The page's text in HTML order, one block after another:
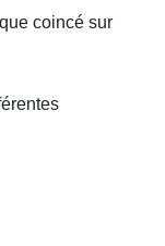
coincé sur